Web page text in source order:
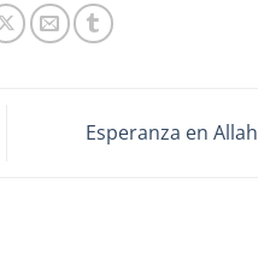
Esperanza en Allah